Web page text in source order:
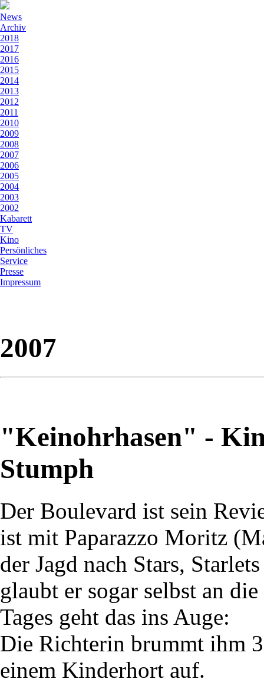
News
Archiv
2018
2017
2016
2015
2014
2013
2012
2011
2010
2009
2008
2007
2006
2005
2004
2003
2002
Kabarett
TV
Kino
Persönliches
Service
Presse
Impressum
2007
"Keinohrhasen" -
Stumph
Der Boulevard ist sein
ist mit Paparazzo Moritz
der Jagd nach Stars,
glaubt er sogar selbst an
Tages geht das ins Auge:
Die Richterin brummt ihm
einem Kinderhort auf.